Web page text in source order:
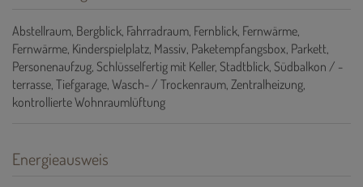
Abstellraum Bergblick Fahrradraum Fernblick Fernwärme
Fernwärme Kinderspielplatz Massiv Paketempfangsbox Parkett
Personenaufzug Schlüsselfertig mit Keller Stadtblick Südbalkon / -
terrasse Tiefgarage Wasch- / Trockenraum Zentralheizung
kontrollierte Wohnraumlüftung
Energieausweis